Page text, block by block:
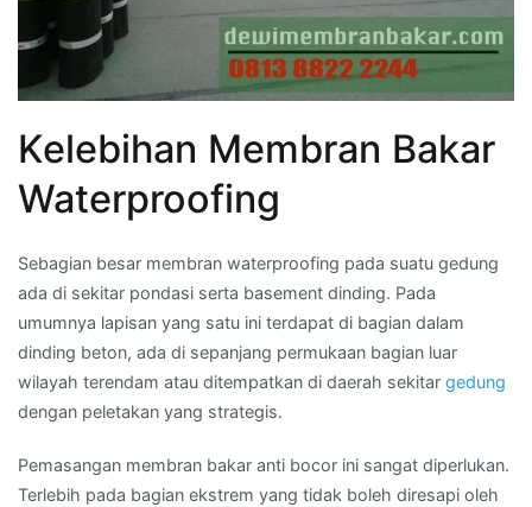
Kelebihan Membran Bakar
Waterproofing
Sebagian besar membran waterproofing pada suatu gedung
ada di sekitar pondasi serta basement dinding. Pada
umumnya lapisan yang satu ini terdapat di bagian dalam
dinding beton, ada di sepanjang permukaan bagian luar
wilayah terendam atau ditempatkan di daerah sekitar gedung
dengan peletakan yang strategis.
Pemasangan membran bakar anti bocor ini sangat diperlukan.
Terlebih pada bagian ekstrem yang tidak boleh diresapi oleh